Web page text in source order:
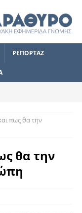
ΡΕΠΟΡΤΑΖ
πως θα την
θα την